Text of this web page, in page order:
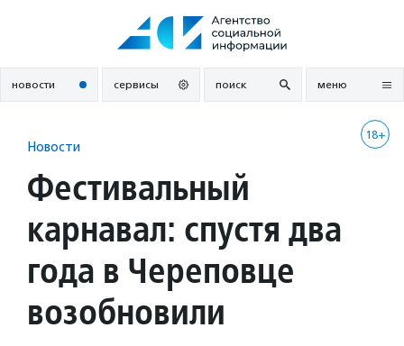
новости сервисы поиск меню
18+
Новости
Фестивальный
карнавал: спустя два
года в Череповце
возобновили